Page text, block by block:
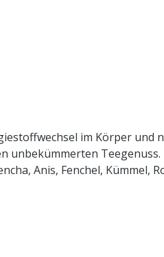
im Körper
Orangenschalen, Rooibos, Karottenstücke,